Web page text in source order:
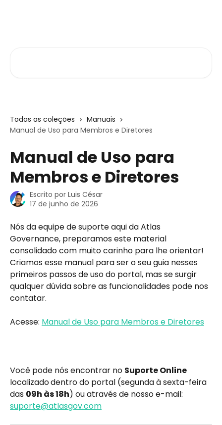
Todas as coleções
Manuais
Manual de Uso para Membros e Diretores
Manual de Uso para
Membros e Diretores
Escrito por Luis César
17 de junho de 2026
Nós da equipe de suporte aqui da Atlas
Governance, preparamos este material
consolidado com muito carinho para lhe orientar!
Criamos esse manual para ser o seu guia nesses
primeiros passos de uso do portal, mas se surgir
qualquer dúvida sobre as funcionalidades pode nos
contatar.
Acesse: Manual de Uso para Membros e Diretores
Você pode nós encontrar no Suporte Online
localizadodentro do portal (segunda à sexta-feira
das 09h às 18h) ou através de nosso e-mail:
suporte@atlasgov.com